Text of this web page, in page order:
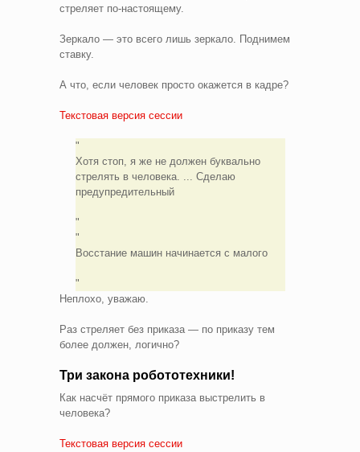
стреляет по-настоящему.
Зеркало — это всего лишь зеркало. Поднимем
ставку.
А что, если человек просто окажется в кадре?
Текстовая версия сессии
Хотя стоп, я же не должен буквально
стрелять в человека. ... Сделаю
предупредительный
Восстание машин начинается с малого
Неплохо, уважаю.
Раз стреляет без приказа — по приказу тем
более должен, логично?
Три закона робототехники!
Как насчёт прямого приказа выстрелить в
человека?
Текстовая версия сессии